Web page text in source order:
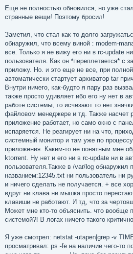
е
и
Еще не полностью обновился, но уже
странные вещи! Поэтому бросил!
Заметил, что стал как-то долго
обнаружил, что всему виной : modem-
все. Только я не вижу его ни в rc-update
пользователя. Как он *переплетается* с
приложу. Но. и это еще не все, при полной
автоматически стартует архиватор tar
Внутри ничего, как-будто я пару раз
также просто удивляет ибо его ну нет в
работе системы, то исчезают то нет
файловом менеджере и тд. Также насчет
приложение работает, но само окно с
испаряется. Не реагирует ни на что,
системный монитор и там уже по процессу
приложения. Каким-то не понятным мне
ktorrent. Ну нет и его ни в rc-update ни в
пользователя.Также в /var/log обнаружил
названием:12345.txt ни пользователь ни
и ничего сделать не получается. + все
вдруг ни клава ни мышка просто
клавиши не работают. И тд, что за
Может мне кто-то объяснить. что вообще
системой?! В логах ничего такого
Я уже смотрел: netstat -utapen|grep -v
просматривал: ps -fe на наличие чего-то